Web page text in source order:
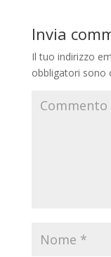
Invia
Il tuo indirizzo
obbligatori sono